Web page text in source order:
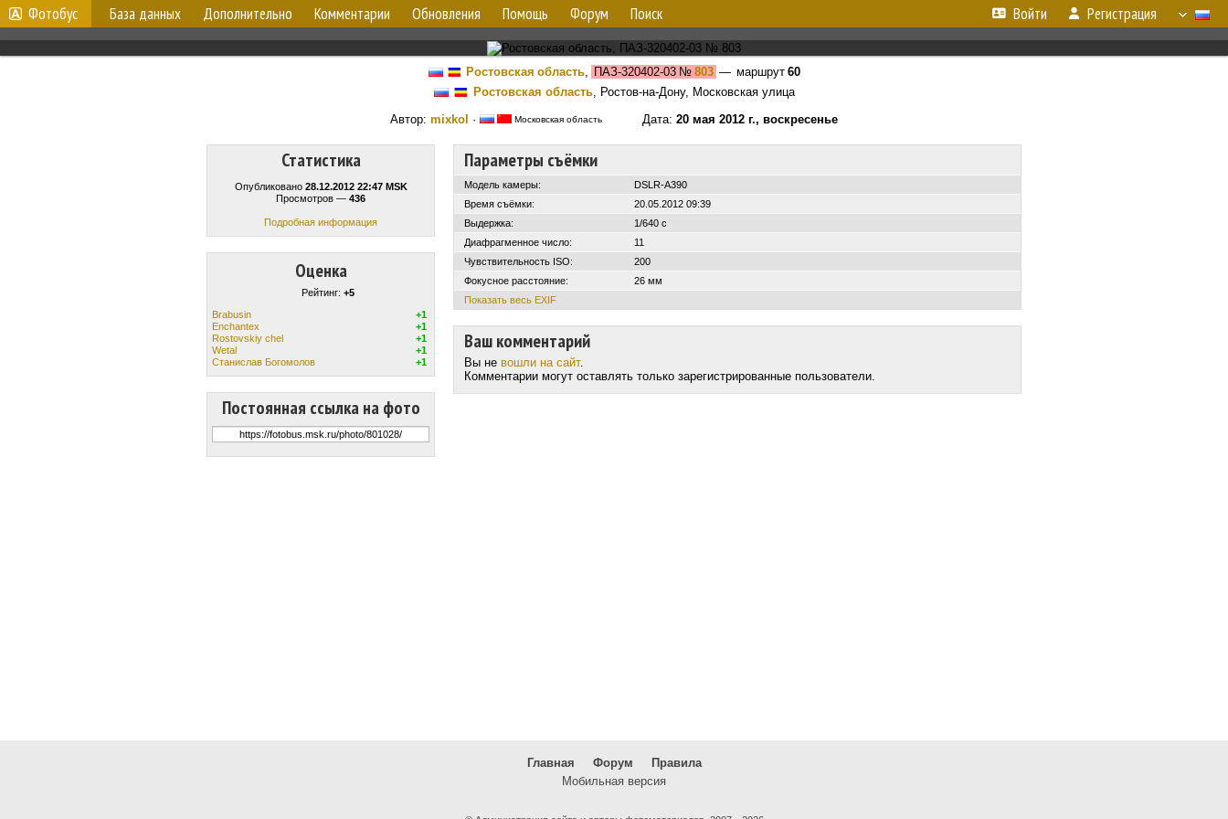
Фотобус База данных Дополнительно Комментарии Обновления Помощь Форум Поиск Войти Регистрация
Ростовская область, ПАЗ-320402-03№ 803 — маршрут 60
Ростовская область, Ростов-на-Дону, Московская улица
Автор: mixkol · Московская область Дата: 20 мая 2012 г., воскресенье
Статистика
Опубликовано 28.12.2012 22:47 MSK
Просмотров — 436
Подробная информация
Оценка
Рейтинг: +5
Brabusin
+1
Enchantex
+1
Rostovskiy chel
+1
Wetal
+1
Станислав Богомолов
+1
Постоянная ссылка на фото
Параметры съёмки
Модель камеры:
DSLR-A390
Время съёмки:
20.05.2012 09:39
Выдержка:
1/640 с
Диафрагменное число:
11
Чувствительность ISO:
200
Фокусное расстояние:
26 мм
Показать весь EXIF
Ваш комментарий
Вы не вошли на сайт.
Комментарии могут оставлять только зарегистрированные пользователи.
Главная Форум
Правила
Мобильная версия